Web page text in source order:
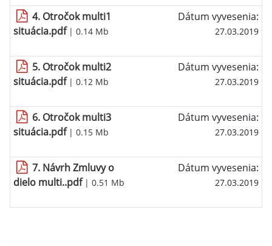
4. Otročok multi1
situácia.pdf| 0.14 Mb
Dátum vyvesenia:
27.03.2019
5. Otročok multi2
situácia.pdf| 0.12 Mb
Dátum vyvesenia:
27.03.2019
6. Otročok multi3
situácia.pdf| 0.15 Mb
Dátum vyvesenia:
27.03.2019
7. Návrh Zmluvy o
dielo multi..pdf| 0.51 Mb
Dátum vyvesenia:
27.03.2019